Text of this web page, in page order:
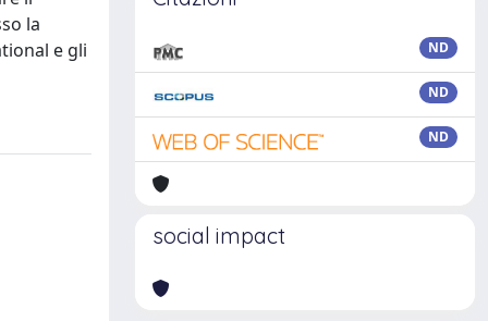
la
e gli
ND
ND
ND
social impact